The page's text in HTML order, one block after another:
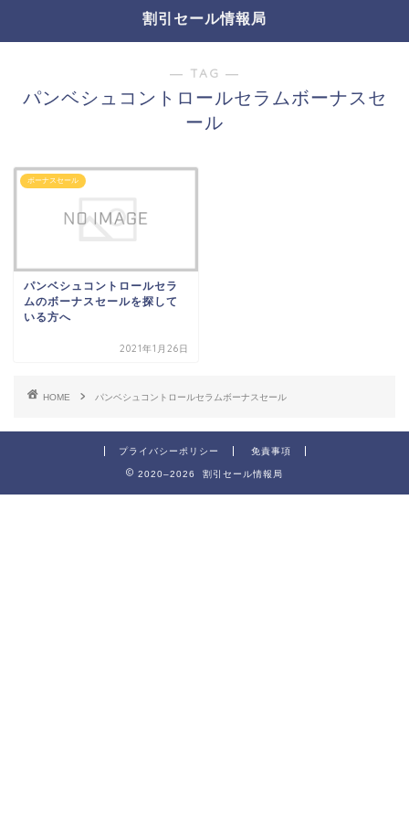
割引セール情報局
― TAG ―
パンベシュコントロールセラムボーナスセ
ール
ボーナスセール
パンベシュコントロールセラ
ムのボーナスセールを探して
いる方へ
2021年1月26日
HOME パンベシュコントロールセラムボーナスセール
プライバシーポリシー 免責事項
2020–2026 割引セール情報局